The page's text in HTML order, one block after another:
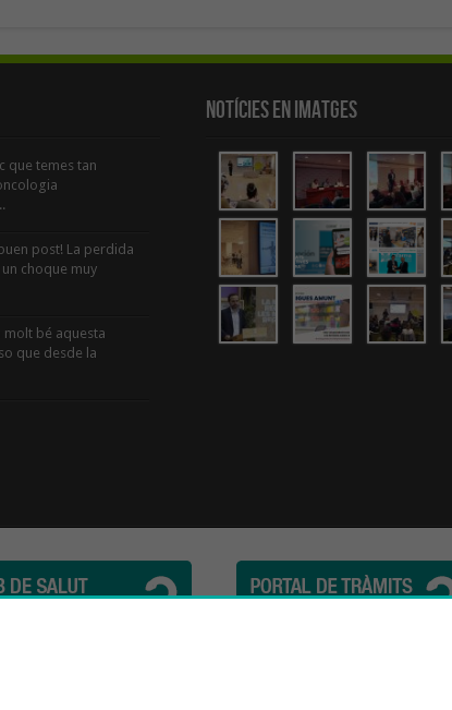
que temes tan
post! La perdida
choque muy
molt bé aquesta
que desde la
Notícies en Imatges
n° 64-66 - 08009 Barcelona | Tel. (34) 932 44 07 10